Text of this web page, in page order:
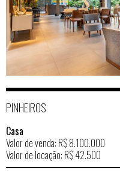
PINHEIROS
Casa
Valor de venda: R$ 8.100.000
Valor de locação: R$ 42.500